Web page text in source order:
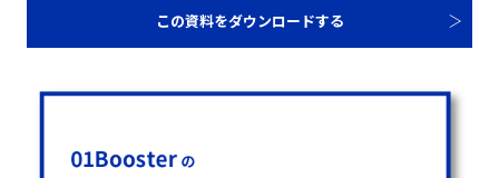
この資料をダウンロードする